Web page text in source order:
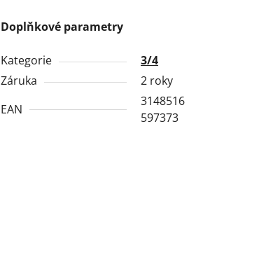
Doplňkové parametry
Kategorie
3/4
Záruka
2 roky
EAN
3148516
597373